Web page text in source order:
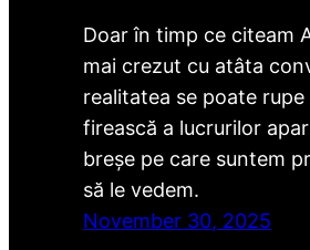
Doar în timp ce citeam
mai crezut cu atâta
realitatea se poate
firească a lucrurilor
breșe pe care suntem
să le vedem.
November 30, 2025